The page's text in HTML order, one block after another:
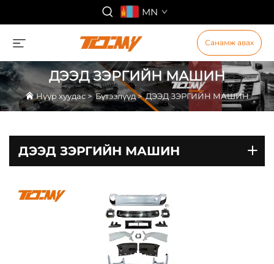
MN
Санамж авах
ДЭЭД ЗЭРГИЙН МАШИН
Нүүр хуудас>Бүтээлүүд>ДЭЭД ЗЭРГИЙН МАШИН
ДЭЭД ЗЭРГИЙН МАШИН